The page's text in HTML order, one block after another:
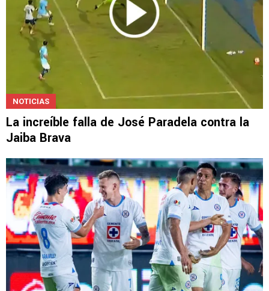
La increíble falla de José Paradela contra la
Jaiba Brava